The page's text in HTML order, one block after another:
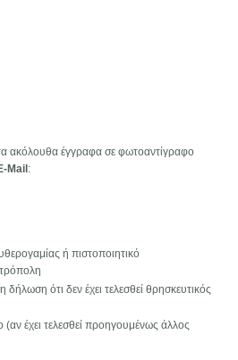
τα ακόλουθα έγγραφα σε φωτοαντίγραφο
Mail:
ή πιστοποιητικό
ότι δεν έχει τελεσθεί θρησκευτικός
(αν έχει τελεσθεί προηγουμένως άλλος